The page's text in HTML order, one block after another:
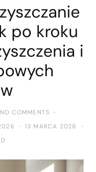
po kroku
i
NO COMMENTS
13 MARCA 2026